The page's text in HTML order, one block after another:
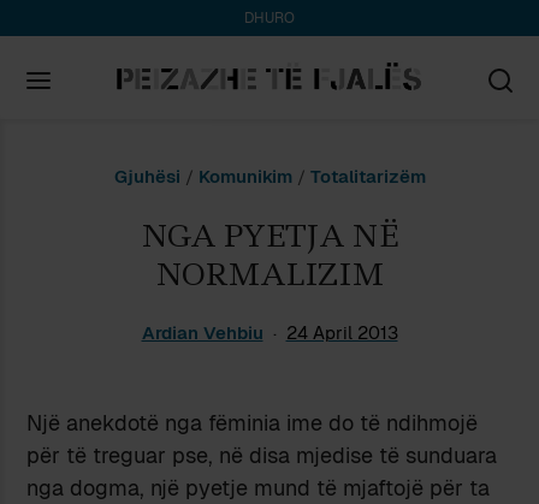
DHURO
Gjuhësi / Komunikim / Totalitarizëm
NGA PYETJA NË
NORMALIZIM
Ardian Vehbiu 24 April 2013
Një anekdotë nga fëminia ime do të ndihmojë
për të treguar pse, në disa mjedise të sunduara
nga dogma, një pyetje mund të mjaftojë për ta